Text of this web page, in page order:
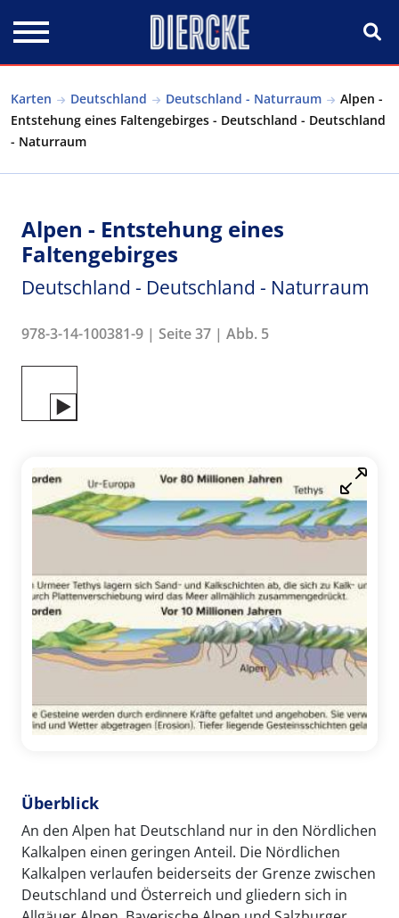
Karten Deutschland Deutschland - Naturraum
Alpen -
Entstehung eines Faltengebirges - Deutschland - Deutschland
- Naturraum
Alpen - Entstehung eines
Faltengebirges
Deutschland - Deutschland - Naturraum
978-3-14-100381-9 | Seite 37 | Abb. 5
Überblick
An den Alpen hat Deutschland nur in den Nördlichen
Kalkalpen einen geringen Anteil. Die Nördlichen
Kalkalpen verlaufen beiderseits der Grenze zwischen
Deutschland und Österreich und gliedern sich in